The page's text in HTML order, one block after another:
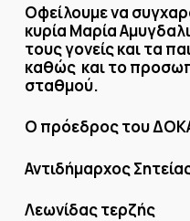
Οφείλουμε να
κυρία Μαρία
τους γονείς και τα
καθώς και το
σταθμού.
Ο πρόεδρος του
Αντιδήμαρχος
Λεωνίδας τερζής